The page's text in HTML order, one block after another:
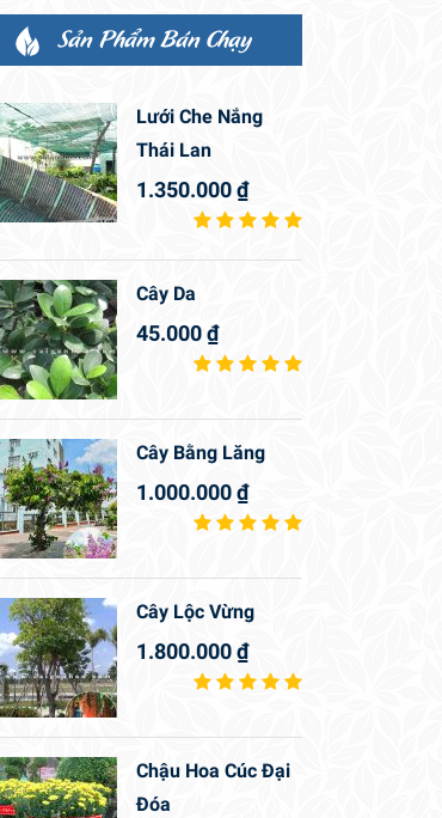
Sản Phẩm Bán Chạy
Lưới Che Nắng
Thái Lan
1.350.000₫
Cây Da
45.000₫
Cây Bằng Lăng
1.000.000₫
Cây Lộc Vừng
1.800.000₫
Chậu Hoa Cúc Đại
Đóa